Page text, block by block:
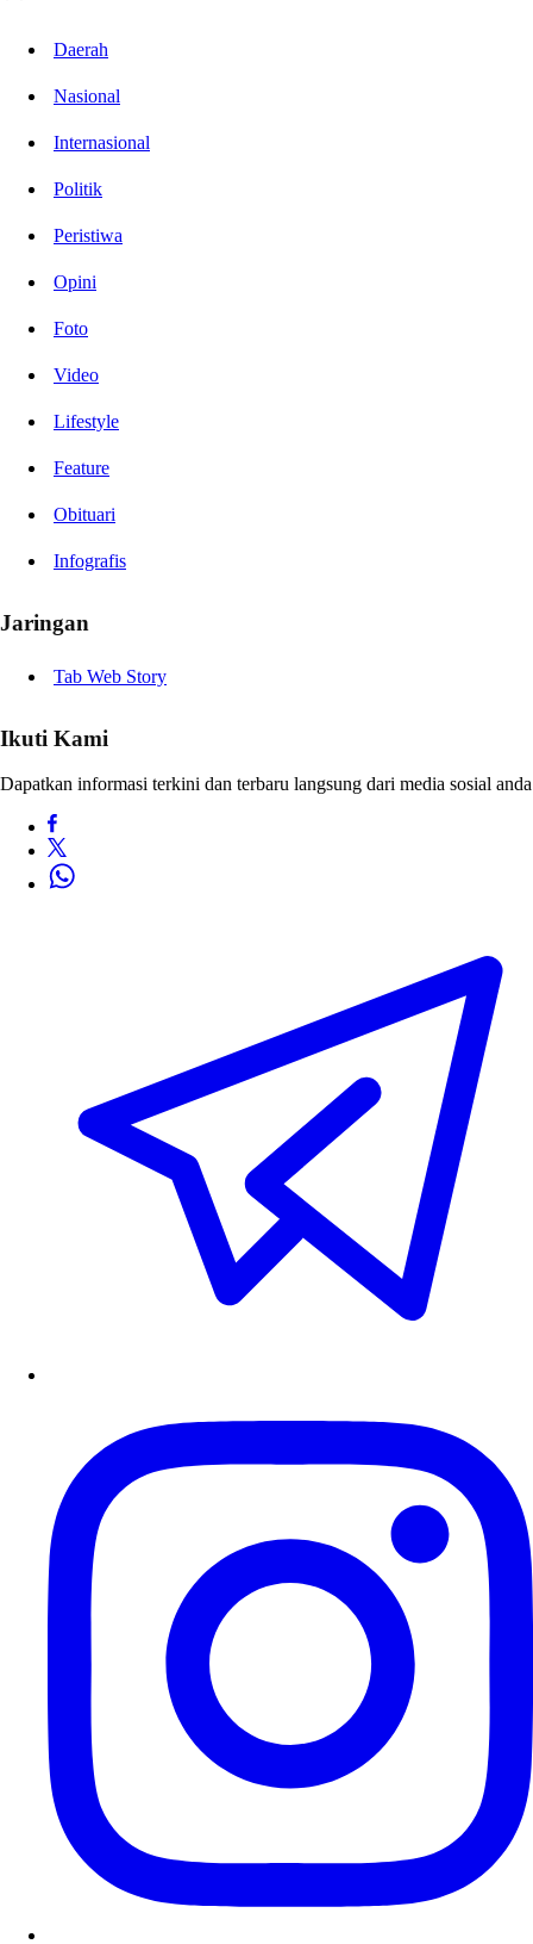
Daerah
Nasional
Internasional
Politik
Peristiwa
Opini
Foto
Video
Lifestyle
Feature
Obituari
Infografis
Jaringan
Tab Web Story
Ikuti Kami
Dapatkan informasi terkini dan terbaru langsung dari media sosial anda